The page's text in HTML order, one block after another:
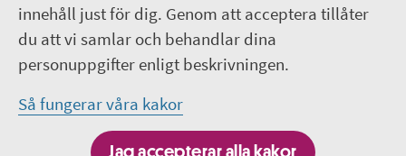
innehåll just för dig. Genom att acceptera tillåter
du att vi samlar och behandlar dina
personuppgifter enligt beskrivningen.
Så fungerar våra kakor
Jag accepterar alla kakor
Pressrum
Facebook
Jobba hos oss - Facebook